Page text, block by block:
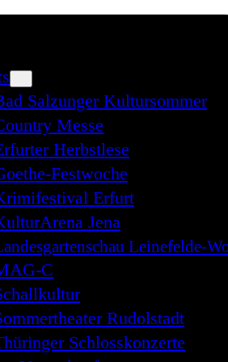
Salzunger Kultursommer
Messe
Herbstlese
Festwoche
Erfurt
Jena
Leinefelde-
C
Rudolstadt
Schlosskonzerte